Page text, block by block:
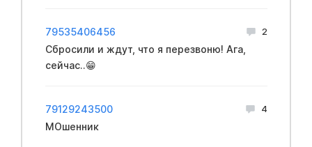
79535406456 2
Сбросили и ждут, что я перезвоню! Ага,
сейчас..😁
79129243500 4
МОшенник